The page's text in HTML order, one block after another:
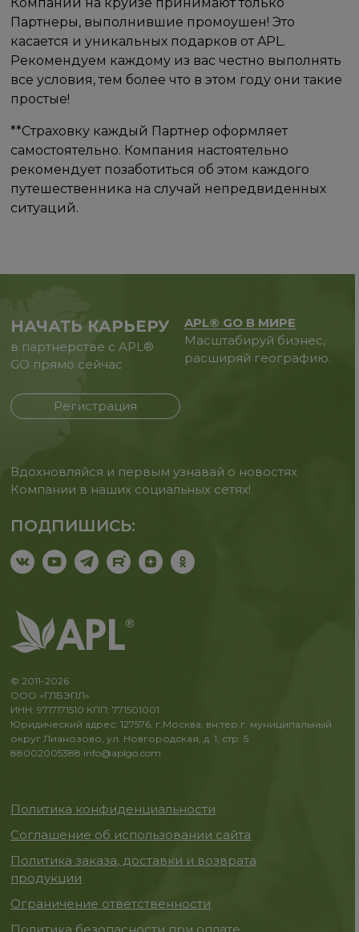
Партнеры, выполнившие промоушен! Это
касается и уникальных подарков от APL.
Рекомендуем каждому из вас честно выполнять
все условия, тем более что в этом году они такие
простые!
**Страховку каждый Партнер оформляет
самостоятельно. Компания настоятельно
рекомендует позаботиться об этом каждого
путешественника на случай непредвиденных
ситуаций.
НАЧАТЬ КАРЬЕРУ
в партнерстве с APL®
GO прямо сейчас
Регистрация
APL® GO В МИРЕ
Масштабируй бизнес,
расширяй географию.
Вдохновляйся и первым узнавай о новостях
Компании в наших социальных сетях!
ПОДПИШИСЬ:
© 2011-2026
ООО «ГЛБЭПЛ»
ИНН: 9717171510 КПП: 771501001
Юридический адрес: 127576, г.Москва, вн.тер.г. муниципальный
округ Лианозово, ул. Новгородская, д. 1, стр. 5
88002005388 info@aplgo.com
Политика конфиденциальности
Соглашение об использовании сайта
Политика заказа, доставки и возврата
продукции
Ограничение ответственности